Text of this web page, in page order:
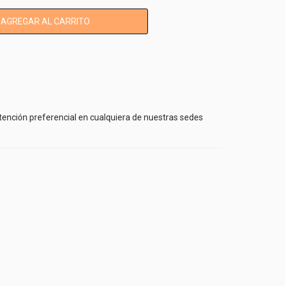
preferencial en cualquiera de nuestras sedes